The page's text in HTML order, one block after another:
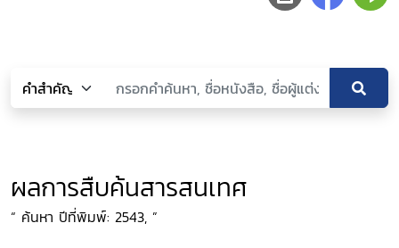
ผลการสืบค้นสารสนเทศ
“ ค้นหา ปีที่พิมพ์: 2543, ”